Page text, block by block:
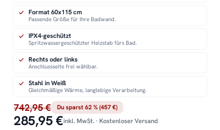
742,95 € Du sparst 62 % (457 €)
285,95 €inkl. MwSt. · Kostenloser Versand
Format 60x115 cm
Passende Größe für Ihre Badwand.
IPX4-geschützt
Spritzwassergeschützter Heizstab fürs Bad.
Rechts oder links
Anschlussseite frei wählbar.
Stahl in Weiß
Gleichmäßige Wärme, langlebige Verarbeitung.